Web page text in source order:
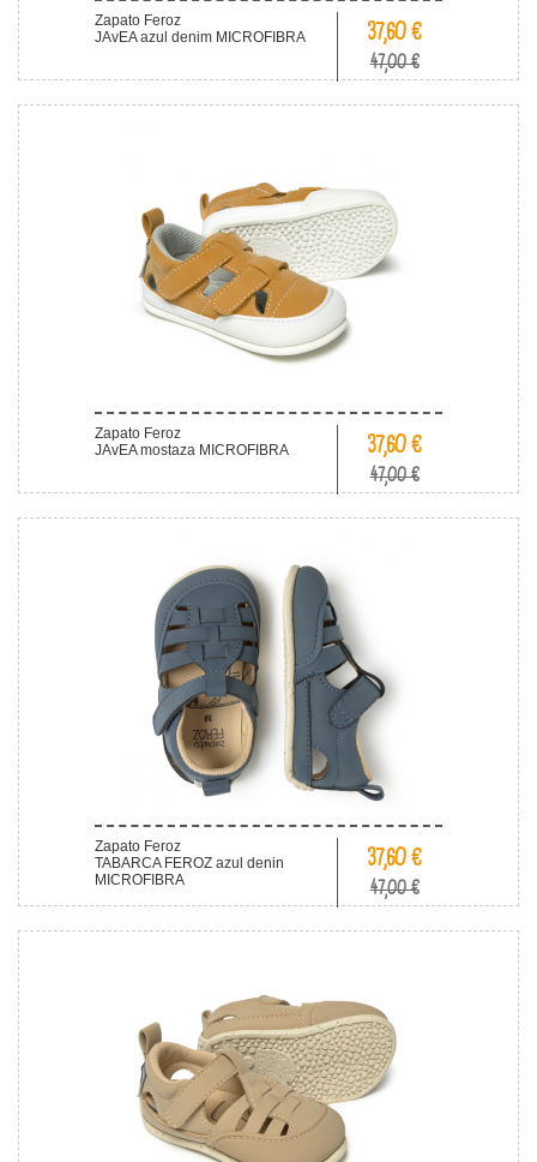
Zapato Feroz
JAvEA azul denim MICROFIBRA
37,60 €
47,00 €
Zapato Feroz
JAvEA mostaza MICROFIBRA
37,60 €
47,00 €
Zapato Feroz
TABARCA FEROZ azul denin
MICROFIBRA
37,60 €
47,00 €